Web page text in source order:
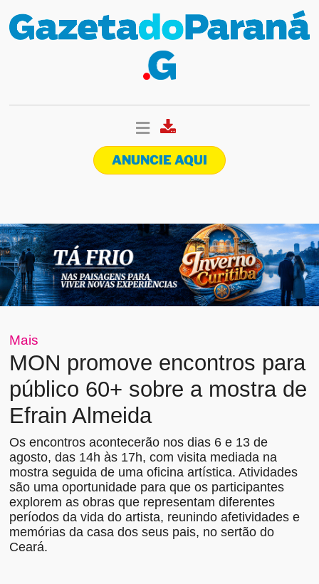
ANUNCIE AQUI
Mais
MON promove encontros para
público 60+ sobre a mostra de
Efrain Almeida
Os encontros acontecerão nos dias 6 e 13 de
agosto, das 14h às 17h, com visita mediada na
mostra seguida de uma oficina artística. Atividades
são uma oportunidade para que os participantes
explorem as obras que representam diferentes
períodos da vida do artista, reunindo afetividades e
memórias da casa dos seus pais, no sertão do
Ceará.